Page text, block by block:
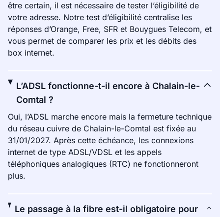
être certain, il est nécessaire de tester l’éligibilité de
votre adresse. Notre test d’éligibilité centralise les
réponses d’Orange, Free, SFR et Bouygues Telecom, et
vous permet de comparer les prix et les débits des
box internet.
L’ADSL fonctionne-t-il encore à Chalain-le-
Comtal ?
Oui, l’ADSL marche encore mais la fermeture technique
du réseau cuivre de Chalain-le-Comtal est fixée au
31/01/2027. Après cette échéance, les connexions
internet de type ADSL/VDSL et les appels
téléphoniques analogiques (RTC) ne fonctionneront
plus.
Le passage à la fibre est-il obligatoire pour